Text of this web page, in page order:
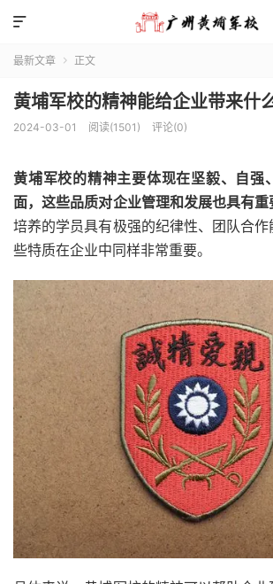

最新文章  正文
黄埔军校的精神能给企业带来什
2024-03-01 阅读(1501) 评论(0)
黄埔军校的精神主要体现在坚毅、自强
面，这些品质对企业管理和发展也具有重
培养的学员具有极强的纪律性、团队合
些特质在企业中同样非常重要。